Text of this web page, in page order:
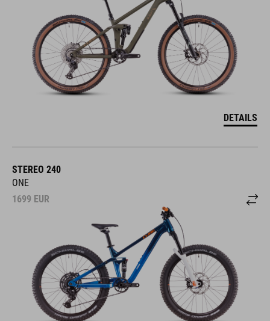
DETAILS
STEREO 240
ONE
1699 EUR